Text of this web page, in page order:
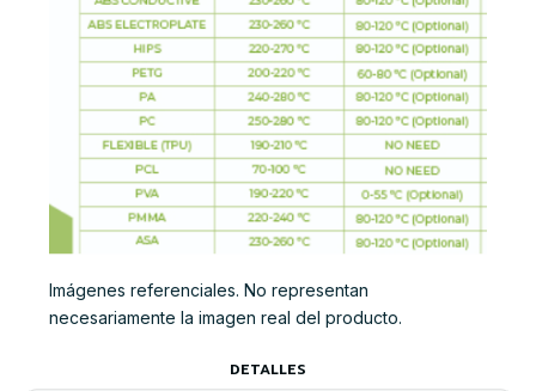
Imágenes referenciales. No representan
necesariamente la imagen real del producto.
DETALLES